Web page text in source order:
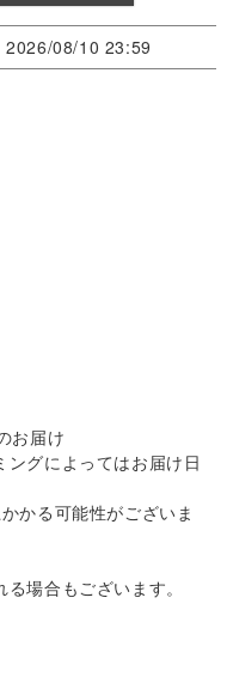
2026/08/10 23:59
お届け
グによってはお届け日
かる可能性がございま
場合もございます。